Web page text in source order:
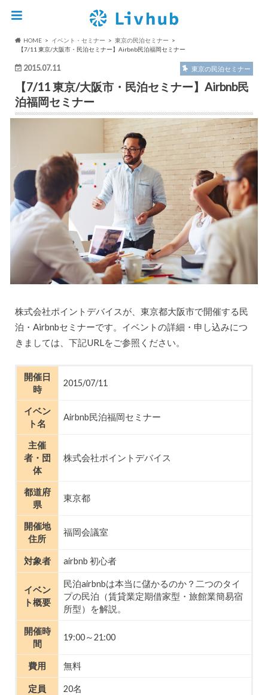
HOME イベント・セミナー
東京の民泊セミナー
【7/11 東京/大阪市・民泊セミナー】Airbnb民泊福岡セミナー
2015.07.11 東京の民泊セミナー
【7/11 東京/大阪市・民泊セミナー】Airbnb民
泊福岡セミナー
株式会社ポイントデバイスが、東京都大阪市で開催する民
泊・Airbnbセミナーです。イベントの詳細・申し込みにつ
きましては、下記URLをご参照ください。
開催日
時
2015/07/11
イベン
ト名
Airbnb民泊福岡セミナー
主催
者・団
体
株式会社ポイントデバイス
都道府
県
東京都
開催地
住所
福岡会議室
対象者 airbnb 初心者
イベン
ト概要
民泊airbnbは本当に儲かるのか？二つのタイ
プの民泊（賃貸業定期借家型・旅館業簡易宿
所型）を解説。
開催時
間
19:00～21:00
費用 無料
定員 20名